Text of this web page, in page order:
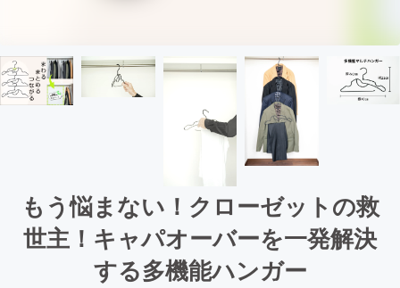
もう悩まない！クローゼットの救
世主！キャパオーバーを一発解決
する多機能ハンガー